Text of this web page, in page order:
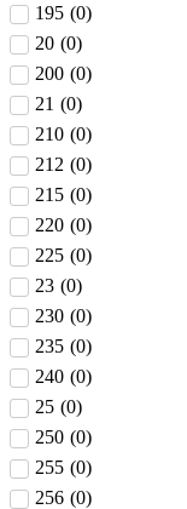
195 (0)
20 (0)
200 (0)
21 (0)
210 (0)
212 (0)
215 (0)
220 (0)
225 (0)
23 (0)
230 (0)
235 (0)
240 (0)
25 (0)
250 (0)
255 (0)
256 (0)